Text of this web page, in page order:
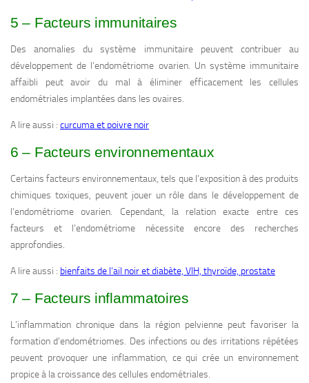
5 – Facteurs immunitaires
Des anomalies du système immunitaire peuvent contribuer au
développement de l’endométriome ovarien. Un système immunitaire
affaibli peut avoir du mal à éliminer efficacement les cellules
endométriales implantées dans les ovaires.
A lire aussi : curcuma et poivre noir
6 – Facteurs environnementaux
Certains facteurs environnementaux, tels que l’exposition à des produits
chimiques toxiques, peuvent jouer un rôle dans le développement de
l’endométriome ovarien. Cependant, la relation exacte entre ces
facteurs et l’endométriome nécessite encore des recherches
approfondies.
A lire aussi : bienfaits de l’ail noir et diabète, VIH, thyroïde, prostate
7 – Facteurs inflammatoires
L’inflammation chronique dans la région pelvienne peut favoriser la
formation d’endométriomes. Des infections ou des irritations répétées
peuvent provoquer une inflammation, ce qui crée un environnement
propice à la croissance des cellules endométriales.